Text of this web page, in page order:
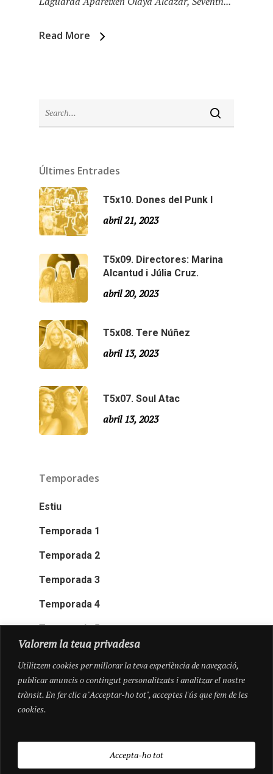
Valorem la teua privadesa
Utilitzem cookies per millorar la teva experiència de navegació,
publicar anuncis o contingut personalitzats i analitzar el nostre
trànsit. En fer clic a "Acceptar-ho tot", acceptes l'ús que fem de les
cookies.
Accepta-ho tot
Read More
Últimes Entrades
T5x10. Dones del Punk I
abril 21, 2023
T5x09. Directores: Marina
Alcantud i Júlia Cruz.
abril 20, 2023
T5x08. Tere Núñez
abril 13, 2023
T5x07. Soul Atac
abril 13, 2023
Temporades
Estiu
Temporada 1
Temporada 2
Temporada 3
Temporada 4
Temporada 5
Especial Estiu
Temporada 2
Monty Peiró